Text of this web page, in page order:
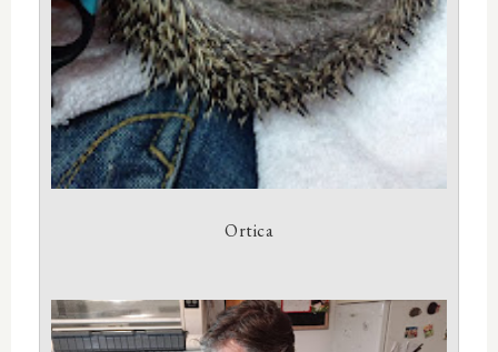
Ortica